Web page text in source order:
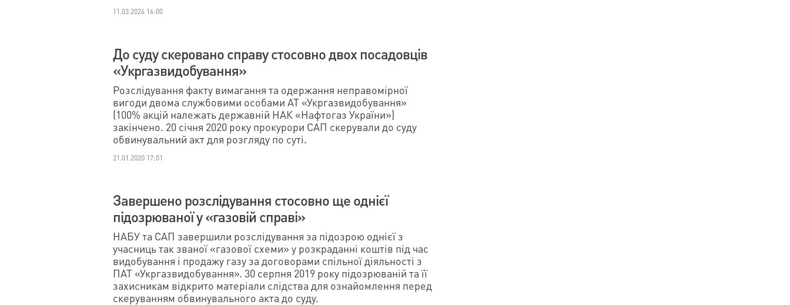
11.03.2024 16:00
До суду скеровано справу стосовно двох посадовців
«Укргазвидобування»
Розслідування факту вимагання та одержання неправомірної
вигоди двома службовими особами АТ «Укргазвидобування»
(100% акцій належать державній НАК «Нафтогаз України»)
закінчено. 20 січня 2020 року прокурори САП скерували до суду
обвинувальний акт для розгляду по суті.
21.01.2020 17:01
Завершено розслідування стосовно ще однієї
підозрюваної у «газовій справі»
НАБУ та САП завершили розслідування за підозрою однієї з
учасниць так званої «газової схеми» у розкраданні коштів під час
видобування і продажу газу за договорами спільної діяльності з
ПАТ «Укргазвидобування». 30 серпня 2019 року підозрюваній та її
захисникам відкрито матеріали слідства для ознайомлення перед
скеруванням обвинувального акта до суду.